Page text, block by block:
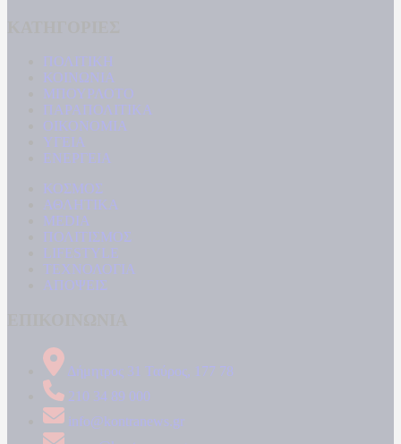
ΠΟΛΙΤΙΚΗ
ΚΟΙΝΩΝΙΑ
ΜΠΟΥΡΛΟΤΟ
ΠΑΡΑΠΟΛΙΤΙΚΑ
ΟΙΚΟΝΟΜΙΑ
ΥΓΕΙΑ
ΕΝΕΡΓΕΙΑ
ΚΟΣΜΟΣ
ΑΘΛΗΤΙΚΑ
MEDIA
ΠΟΛΙΤΙΣΜΟΣ
LIFESTYLE
ΤΕΧΝΟΛΟΓΙΑ
ΑΠΟΨΕΙΣ
Δήμητρος 31 Ταύρος, 177 78
210 34 89 000
info@kontranews.gr